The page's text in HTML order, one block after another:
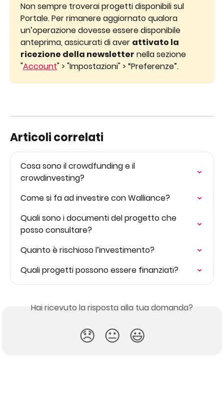
Non sempre troverai progetti disponibili sul
Portale. Per rimanere aggiornato qualora
un’operazione dovesse essere disponibile
anteprima, assicurati di aver attivato la
ricezione della newsletter nella sezione
"Account" > "Impostazioni" > “Preferenze”.
Articoli correlati
Cosa sono il crowdfunding e il
crowdinvesting?
Come si fa ad investire con Walliance?
Quali sono i documenti del progetto che
posso consultare?
Quanto è rischioso l’investimento?
Quali progetti possono essere finanziati?
Hai ricevuto la risposta alla tua domanda?
😞 😐 😃